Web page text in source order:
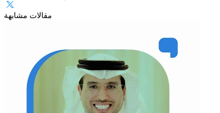
مقالات مشابهة